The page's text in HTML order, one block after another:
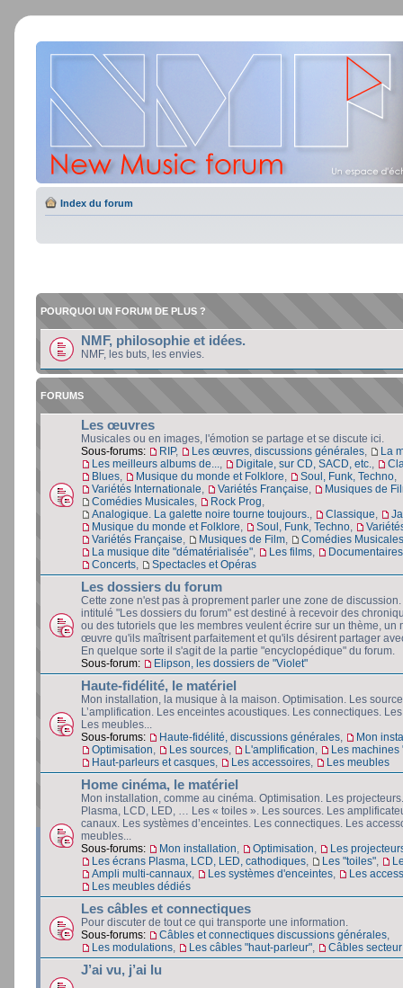
Index du forum
POURQUOI UN FORUM DE PLUS ?
NMF, philosophie et idées.
NMF, les buts, les envies.
FORUMS
Les œuvres
Musicales ou en images, l'émotion se partage et se discute ici.
Sous-forums:
RIP, Les œuvres, discussions générales
La
Les meilleurs albums de...
Digitale, sur CD, SACD, etc.
Blues
Musique du monde et Folklore Soul, Funk, Techno
Variétés Internationale
Variétés Française
Musiques de
Comédies Musicales
Rock Prog
Analogique. La galette noire tourne toujours.
Classique
Musique du monde et Folklore
Soul, Funk, Techno
Variétés Française
Musiques de Film
Comédies Musicales
La musique dite "dématérialisée"
Les films
Concerts
Spectacles et Opéras
Les dossiers du forum
Cette zone n'est pas à proprement parler une zone de
intitulé "Les dossiers du forum" est destiné à recevoir des
ou des tutoriels que les membres veulent écrire sur un thème, un
œuvre qu'ils maîtrisent parfaitement et qu'ils désirent partager
En quelque sorte il s'agit de la partie "encyclopédique" du forum.
Sous-forum:
Elipson, les dossiers de "Violet"
Haute-fidélité, le matériel
Mon installation, la musique à la maison. Optimisation. Les
L’amplification. Les enceintes acoustiques. Les connectiques.
Les meubles...
Sous-forums:
Haute-fidélité, discussions générales
Mon
Optimisation
Les sources L'amplification
Les machines
Haut-parleurs et casques
Les accessoires Les meubles
Home cinéma, le matériel
Mon installation, comme au cinéma. Optimisation. Les
Plasma, LCD, LED, … Les « toiles ». Les sources. Les
canaux. Les systèmes d’enceintes. Les connectiques. Les
meubles...
Sous-forums:
Mon installation Optimisation
Les
Les écrans Plasma, LCD, LED, cathodiques
Les "toiles"
Ampli multi-cannaux
Les systèmes d'enceintes
Les
Les meubles dédiés
Les câbles et connectiques
Pour discuter de tout ce qui transporte une information.
Sous-forums:
Câbles et connectiques discussions générales
Les modulations
Les câbles "haut-parleur" Câbles
J’ai vu, j’ai lu